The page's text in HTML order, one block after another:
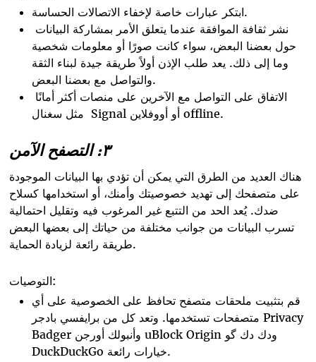
ابتكر عبارات خاصة لإخفاء الاتصالات الحساسة.
حول بعضنا البعض، سواء كانت صورًا أو معلومات شخصية
وما إلى ذلك. يعد طلب الإذن أولاً طريقة جيدة لبناء الثقة
والتواصل مع بعضنا البعض.
مثل سغنال Signal أو أووفلاين offline.
٣: التصفح الآمن
هناك العديد من الطرق التي يمكن أن تؤدي بها البيانات الموجودة
على متصفحك إلى تهديد خصوصيتك وأمنك، أو استخدامها كسلاح
ضدك. يُعد الحد من التتبع غير المرغوب فيه وتقليل احتمالية
تسرب البيانات من جوانب مختلفة من حياتك إلى بعضها البعض
طريقة رائعة لزيادة الحماية.
التوصيات:
قم بتثبيت ملحقات متصفح تحافظ على الخصوصية على أي
متصفحات تستخدمها. وتعد كل من برايفسي بادجر Privacy
Badger وأنبولك أورجن uBlock Origin ودك دك گو
DuckDuckGo خيارات رائعة.